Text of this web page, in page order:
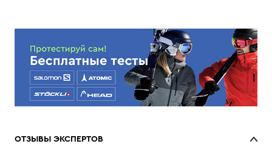
ОТЗЫВЫ ЭКСПЕРТОВ